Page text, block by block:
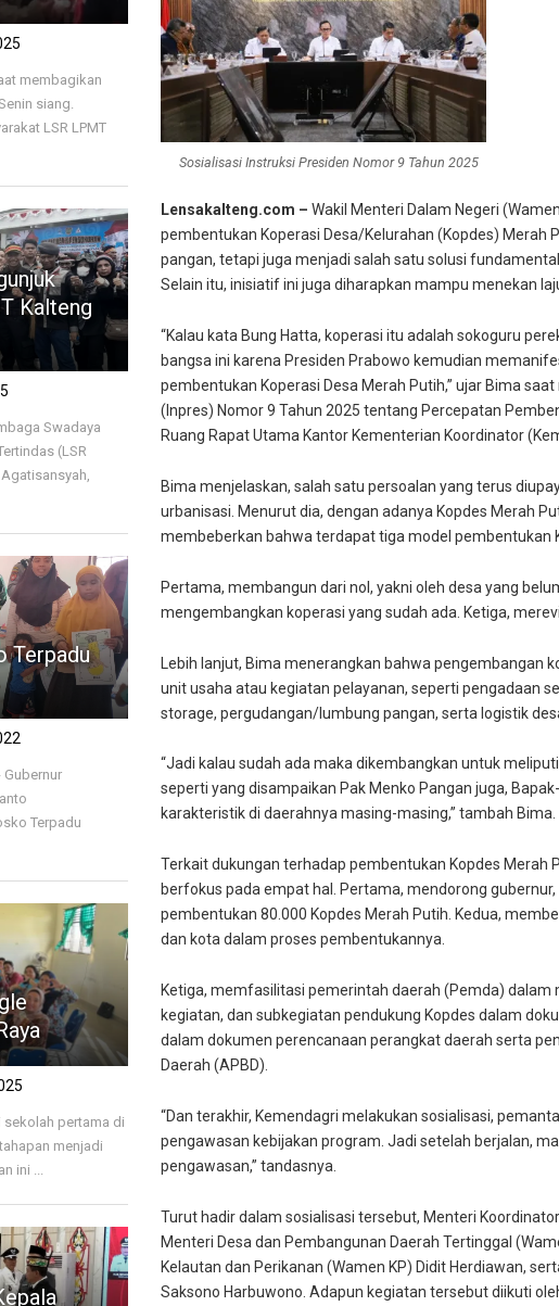
Sosialisasi Instruksi Presiden Nomor 9 Tahun 2025
Lensakalteng.com – Wakil Menteri Dalam Negeri
pembentukan Koperasi Desa/Kelurahan (Kopdes)
pangan, tetapi juga menjadi salah satu solusi
Selain itu, inisiatif ini juga diharapkan mampu menekan
“Kalau kata Bung Hatta, koperasi itu adalah sokoguru
bangsa ini karena Presiden Prabowo kemudian
pembentukan Koperasi Desa Merah Putih,” ujar Bima
(Inpres) Nomor 9 Tahun 2025 tentang Percepatan
Ruang Rapat Utama Kantor Kementerian Koordinator
Bima menjelaskan, salah satu persoalan yang terus
urbanisasi. Menurut dia, dengan adanya Kopdes Merah
membeberkan bahwa terdapat tiga model pembentukan
Pertama, membangun dari nol, yakni oleh desa yang
mengembangkan koperasi yang sudah ada. Ketiga,
Lebih lanjut, Bima menerangkan bahwa pengembangan
unit usaha atau kegiatan pelayanan, seperti pengadaan
storage, pergudangan/lumbung pangan, serta logistik
“Jadi kalau sudah ada maka dikembangkan untuk
seperti yang disampaikan Pak Menko Pangan juga,
karakteristik di daerahnya masing-masing,” tambah Bima.
Terkait dukungan terhadap pembentukan Kopdes Merah
berfokus pada empat hal. Pertama, mendorong
pembentukan 80.000 Kopdes Merah Putih. Kedua,
dan kota dalam proses pembentukannya.
Ketiga, memfasilitasi pemerintah daerah (Pemda)
kegiatan, dan subkegiatan pendukung Kopdes dalam
dalam dokumen perencanaan perangkat daerah serta
Daerah (APBD).
“Dan terakhir, Kemendagri melakukan sosialisasi,
pengawasan kebijakan program. Jadi setelah berjalan,
pengawasan,” tandasnya.
Turut hadir dalam sosialisasi tersebut, Menteri
Menteri Desa dan Pembangunan Daerah Tertinggal
Kelautan dan Perikanan (Wamen KP) Didit Herdiawan,
Saksono Harbuwono. Adapun kegiatan tersebut diikuti
membagikan
siang.
LSR LPMT
Kalteng
Swadaya
(LSR
Terpadu
Gubernur
Terpadu
sekolah pertama di
menjadi
ini ...